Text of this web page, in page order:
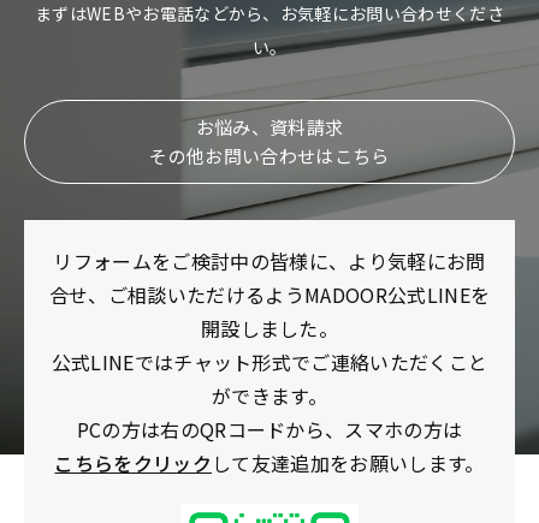
まずはWEBやお電話などから、お気軽にお問い合わせくださ
い。
お悩み、資料請求
その他お問い合わせはこちら
リフォームをご検討中の皆様に、より気軽にお問
合せ、ご相談いただけるようMADOOR公式LINEを
開設しました。
公式LINEではチャット形式でご連絡いただくこと
ができます。
PCの方は右のQRコードから、スマホの方は
こちらをクリック して友達追加をお願いします。